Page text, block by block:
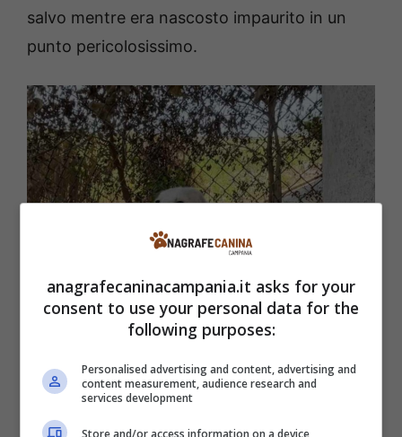
salvo mentre era nascosto impaurito in un
punto pericolosissimo.
Il cucciolo Remi salvato dai volontariati –
Qualche giorno fa, nell’autostrada del
Missouri, alcuni automobilisti hanno notato
anagrafecaninacampania.it asks for your
consent to use your personal data for the
following purposes:
Personalised advertising and content, advertising and
content measurement, audience research and
services development
Store and/or access information on a device